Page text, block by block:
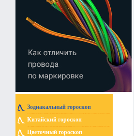
Зодиакальный гороскоп
Китайский гороскоп
Цветочный гороскоп